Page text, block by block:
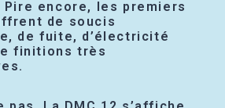
encore, les premiers
de soucis
de fuite, d’électricité
finitions très